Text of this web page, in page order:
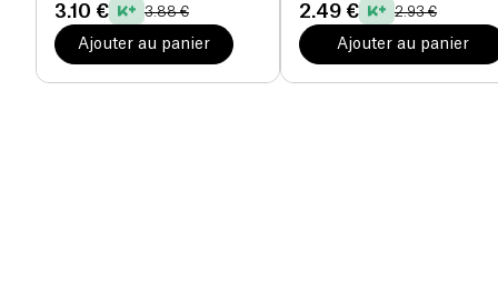
3.10 € 3.88 €
Ajouter au panier
2.49 € 2.93 €
Ajouter au panier